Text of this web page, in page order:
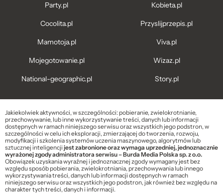
Party.pl
Cocolita.pl
Mamotoja.pl
Mojegotowanie.pl
National-geographic.pl
Kobieta.pl
Przyslijprzepis.pl
Viva.pl
Wizaz.pl
Story.pl
Jakiekolwiek aktywności, w szczególności: pobieranie, zwielokrotnianie,
przechowywanie, lub inne wykorzystywanie treści, danych lub informacji
dostępnych w ramach niniejszego serwisu oraz wszystkich jego podstron, w
szczególności w celu ich eksploracji, zmierzającej do tworzenia, rozwoju,
modyfikacji i szkolenia systemów uczenia maszynowego, algorytmów lub
sztucznej inteligencjijest zabronione oraz wymaga uprzedniej, jednoznacznie
wyrażonej zgody administratora serwisu – Burda Media Polska sp. z o.o.
Obowiązek uzyskania wyraźnej i jednoznacznej zgody wymagany jest bez
względu sposób pobierania, zwielokrotniania, przechowywania lub innego
wykorzystywania treści, danych lub informacji dostępnych w ramach
niniejszego serwisu oraz wszystkich jego podstron, jak również bez względu na
charakter tych treści, danych i informacji.